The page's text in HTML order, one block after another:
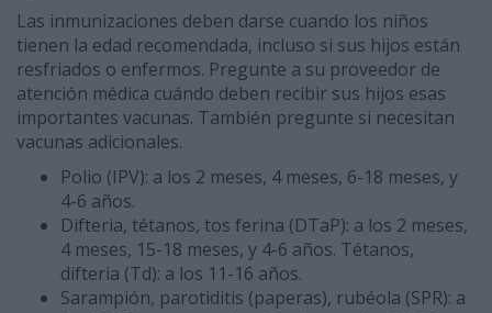
Las inmunizaciones deben darse cuando los niños
tienen la edad recomendada, incluso si sus hijos están
resfriados o enfermos. Pregunte a su proveedor de
atención médica cuándo deben recibir sus hijos esas
importantes vacunas. También pregunte si necesitan
vacunas adicionales.
Polio (IPV): a los 2 meses, 4 meses, 6-18 meses, y
4-6 años.
Difteria, tétanos, tos ferina (DTaP): a los 2 meses,
4 meses, 15-18 meses, y 4-6 años. Tétanos,
difteria (Td): a los 11-16 años.
Sarampión, parotiditis (paperas), rubéola (SPR): a